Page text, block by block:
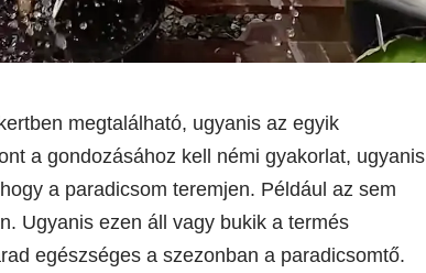
megtalálható, ugyanis az egyik
a gondozásához kell némi gyakorlat, ugyanis
a paradicsom teremjen. Például az sem
Ugyanis ezen áll vagy bukik a termés
egészséges a szezonban a paradicsomtő.